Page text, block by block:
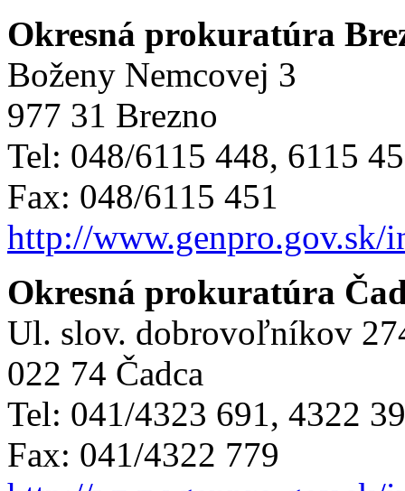
Okresná prokuratúra
Boženy Nemcovej 3
977 31 Brezno
Tel: 048/6115 448, 6115
Fax: 048/6115 451
http://www.genpro.gov.sk/
Okresná prokuratúra
Ul. slov. dobrovoľníkov
022 74 Čadca
Tel: 041/4323 691, 4322
Fax: 041/4322 779